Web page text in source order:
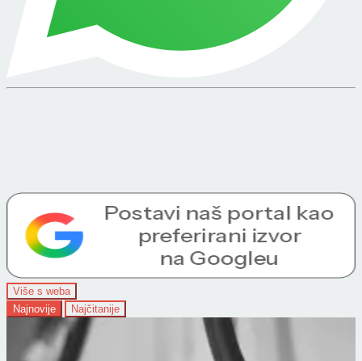
Više s weba
Najnovije
Najčitanije